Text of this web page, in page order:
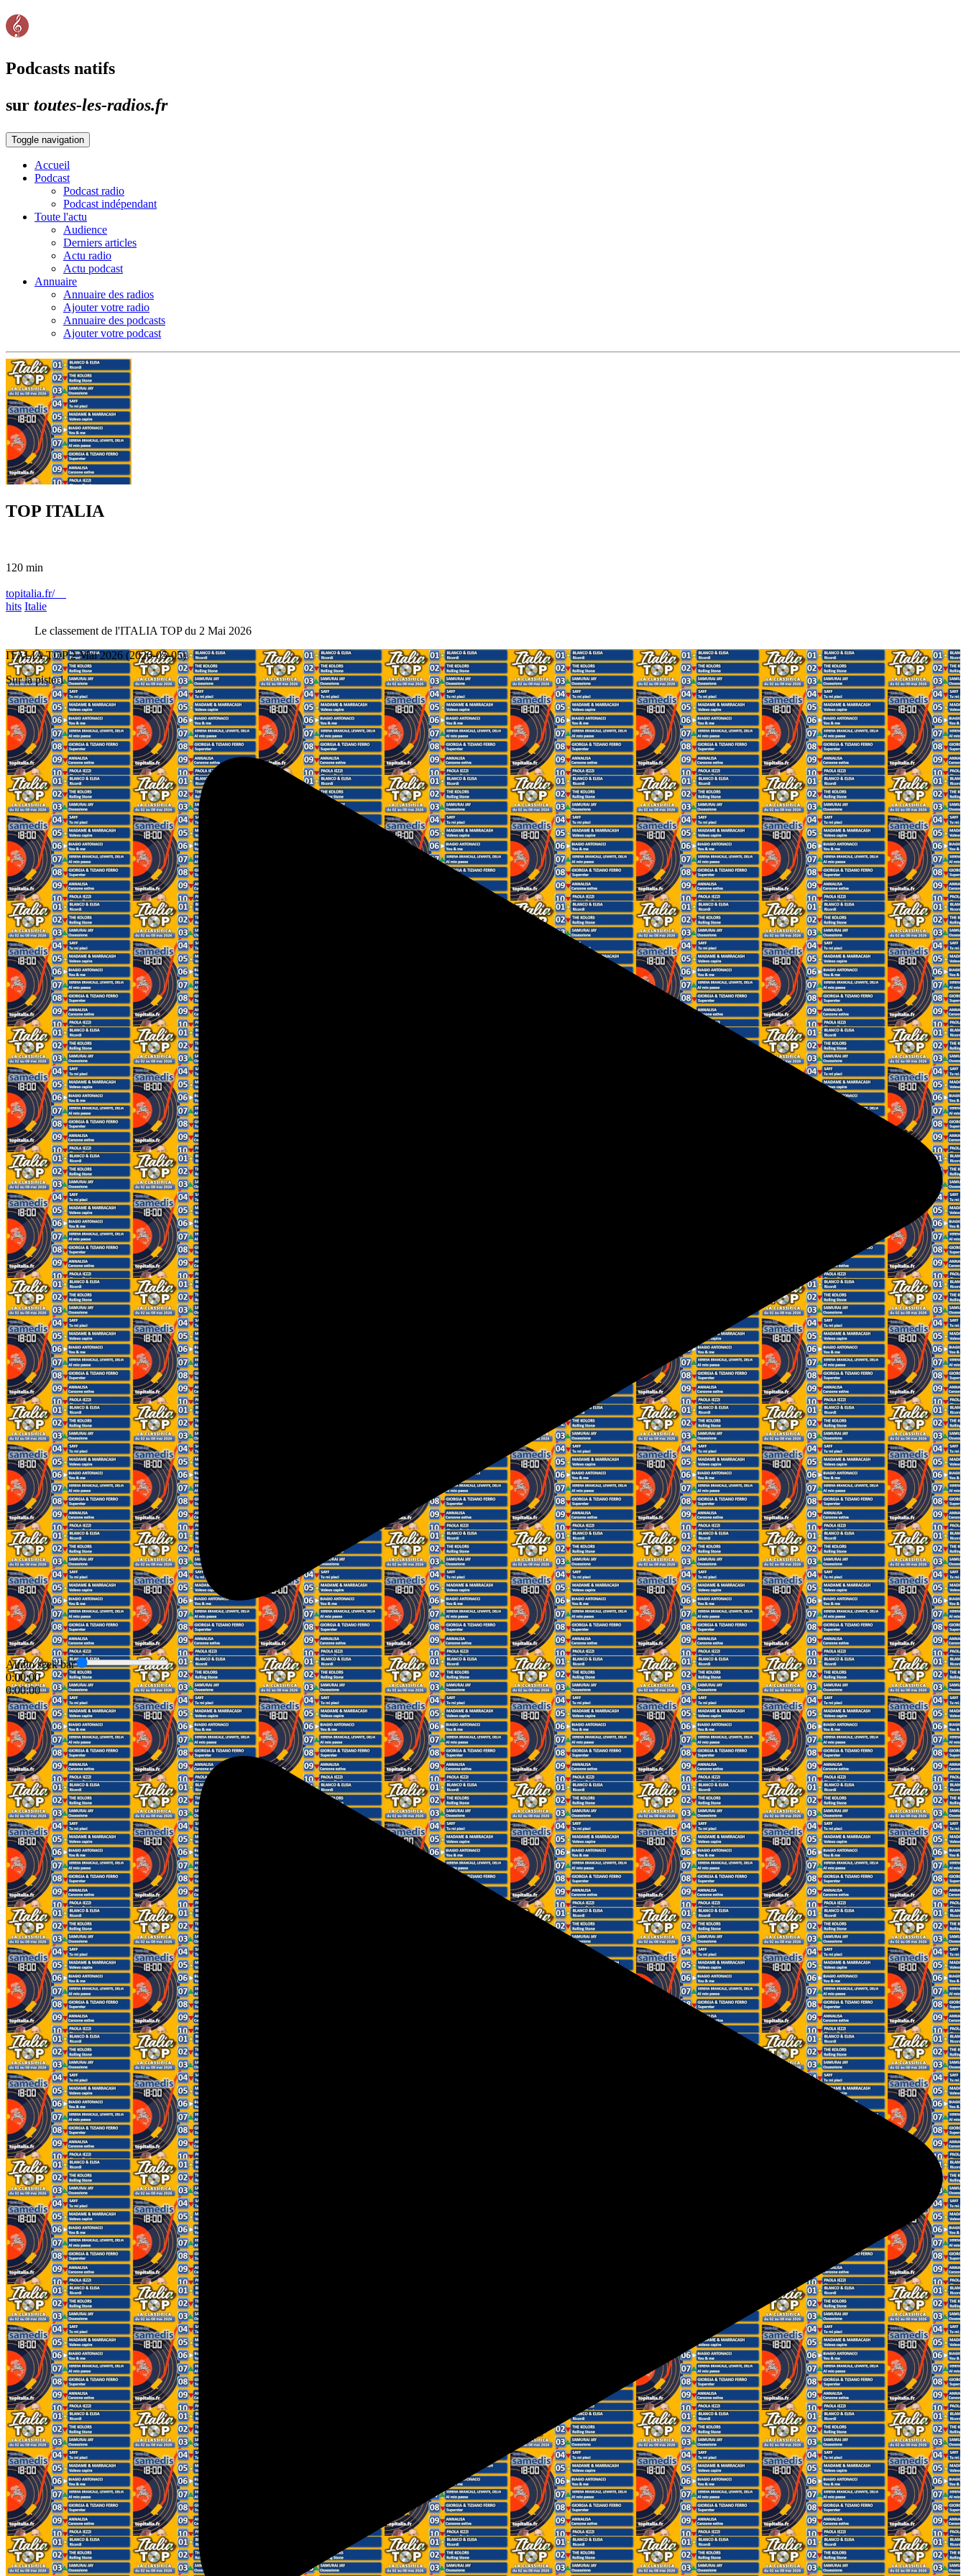
Podcasts natifs
sur toutes-les-radios.fr
Toggle navigation
Accueil
Podcast
Podcast radio
Podcast indépendant
Toute l'actu
Audience
Derniers articles
Actu radio
Actu podcast
Annuaire
Annuaire des radios
Ajouter votre radio
Annuaire des podcasts
Ajouter votre podcast
TOP ITALIA
120 min
topitalia.fr/
hits Italie
Le classement de l'ITALIA TOP du 2 Mai 2026
ITALIA TOP 2 Mai 2026 (2026-05-05)
Sur la piste 1
Audio seek bar
0:00:00
0:00:00